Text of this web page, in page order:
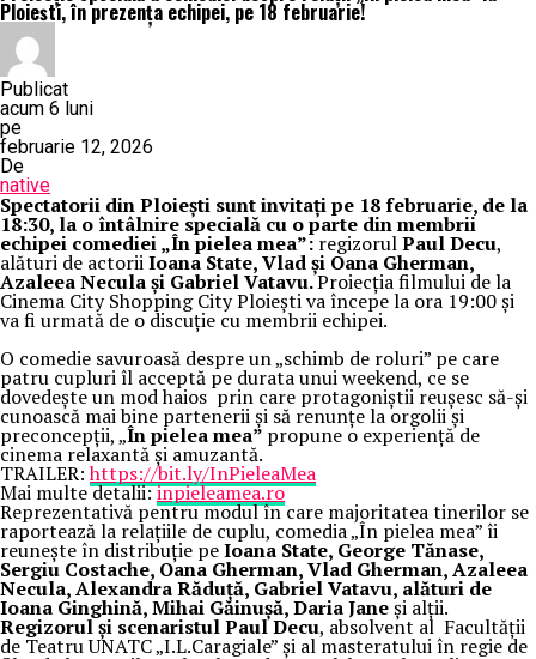
Ploiești, în prezența echipei, pe 18 februarie!
Publicat
acum 6 luni
pe
februarie 12, 2026
De
native
Spectatorii din Ploiești sunt invitați pe 18 februarie, de la
18:30, la o întâlnire specială cu o parte din membrii
echipei comediei „În pielea mea”:regizorulPaul Decu,
alături de actoriiIoana State, Vlad și Oana Gherman,
Azaleea Necula și Gabriel Vatavu.Proiecția filmului de la
Cinema City Shopping City Ploiești va începe la ora 19:00 și
va fi urmată de o discuție cu membrii echipei.
O comedie savuroasă despre un „schimb de roluri” pe care
patru cupluri îl acceptă pe durata unui weekend, ce se
dovedește un mod haios prin care protagoniștii reușesc să-și
cunoască mai bine partenerii și să renunțe la orgolii și
preconcepții, „În pielea mea” propune o experiență de
cinema relaxantă și amuzantă.
TRAILER:https://bit.ly/InPieleaMea
Mai multe detalii:inpieleamea.ro
Reprezentativă pentru modul în care majoritatea tinerilor se
raportează la relațiile de cuplu, comedia „În pielea mea” îi
reunește în distribuție peIoana State, George Tănase,
Sergiu Costache, Oana Gherman, Vlad Gherman, Azaleea
Necula, Alexandra Răduță, Gabriel Vatavu, alături de
Ioana Ginghină, Mihai Găinușă, Daria Janeși alții.
Regizorul și scenaristul Paul Decu, absolvent al Facultății
de Teatru UNATC „I.L.Caragiale” și al masteratului în regie de